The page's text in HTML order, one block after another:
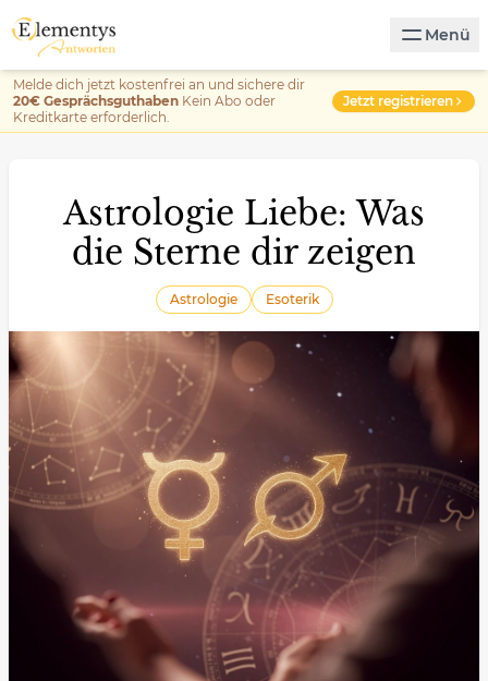
Menü
Melde dich jetzt kostenfrei an und sichere dir
20€ Gesprächsguthaben Kein Abo oder
Kreditkarte erforderlich.
Jetzt registrieren
Astrologie Liebe: Was
die Sterne dir zeigen
Astrologie Esoterik